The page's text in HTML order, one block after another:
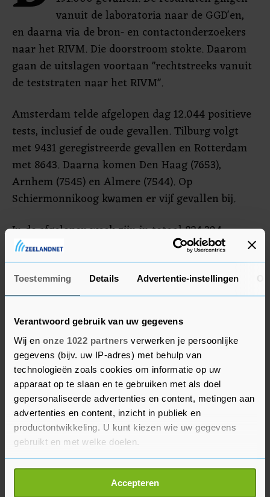
Toestemming Details Advertentie-instellingen
Verantwoord gebruik van uw gegevens
Wij en onze 1022 partners verwerken je persoonlijke
gegevens (bijv. uw IP-adres) met behulp van
technologieën zoals cookies om informatie op uw
apparaat op te slaan en te gebruiken met als doel
gepersonaliseerde advertenties en content, metingen aan
advertenties en content, inzicht in publiek en
productontwikkeling. U kunt kiezen wie uw gegevens
gebruikt en met welke doelen.
Als u het toestaat, willen we ook graag:
Informatie verzamelen over uw geografische
Accepteren
vanuit de laboratoria naar de GGD'en,
en daarna via de bron- en contactonderzoekers
naar het RIVM. Die doorstroom stokte. Daarom
gaan de uitslagen voortaan "rechtstreeks vanuit
de teststraten naar het RIVM".
Amsterdam telde afgelopen dag 12.044 positieve
tests, inclusief de oude gevallen. Tilburg volgt
met 9431 geregistreerde gevallen en Rotterdam
met 8643. Daarna komen Den Haag (7653),
Arnhem (7545) en Almere (7544). Op
Schiermonnikoog kwamen er vijf gevallen bij.
In de afgelopen week zijn in totaal 824.304
positieve tests binnengekomen bij het RIVM,
inclusief de vertraagde meldingen.